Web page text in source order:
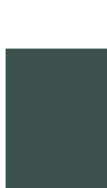
Frankrijk